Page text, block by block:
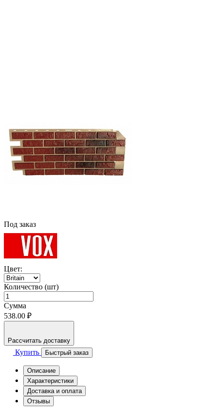
Под заказ
Цвет:
Количество (шт)
Сумма
538.00 ₽
Рассчитать доставку
Купить Быстрый заказ
Описание
Характеристики
Доставка и оплата
Отзывы